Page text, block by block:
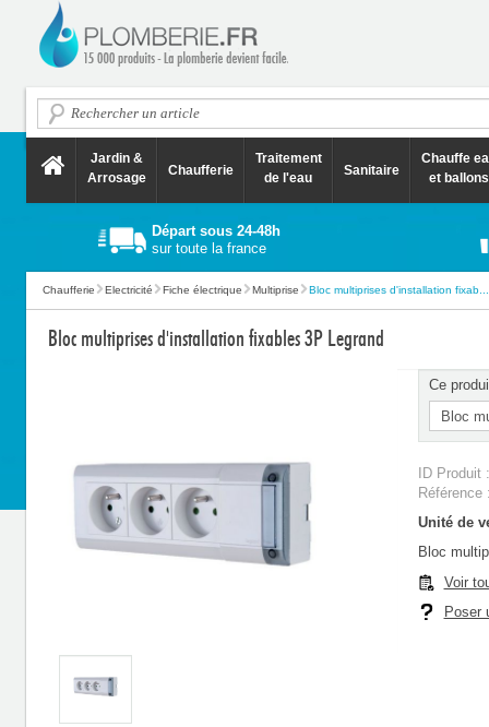
Jardin &
Arrosage
Chaufferie
Traitement
de l'eau
Sanitaire
Chauffe
et ballons
Départ sous 24-48h
sur toute la france
Chaufferie Electricité Fiche électrique Multiprise Bloc multiprises d'installation fixab...
Bloc multiprises d'installation fixables 3P Legrand
Ce
ID Produit
Unité de
Bloc
Voir
Poser